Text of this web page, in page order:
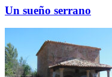
Un sueño serrano